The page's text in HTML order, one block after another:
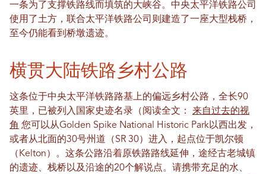
一条为了支撑铁路线而填筑的大峡谷。中央太平洋铁路公司
使用了土方，联合太平洋铁路公司则建造了一座大型栈桥，
至今仍能看到桥墩遗迹。
横贯大陆铁路乡村公路
这条位于中央太平洋铁路路基上的偏远乡村公路，全长90
英里，已被列入国家史迹名录（阅读全文： 来自过去的视
角 您可以从Golden Spike National Historic Park以西出发，
或者从北面的30号州道（SR 30）进入，起点位于凯尔顿
（Kelton）。这条公路沿着原铁路路线延伸，途经古老城镇
的遗迹、栈桥以及沿途的20个解说点。请携带充足的水、